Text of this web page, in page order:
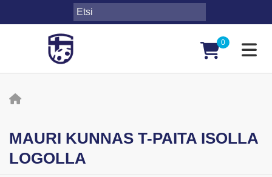
0
MAURI KUNNAS T-PAITA ISOLLA
LOGOLLA